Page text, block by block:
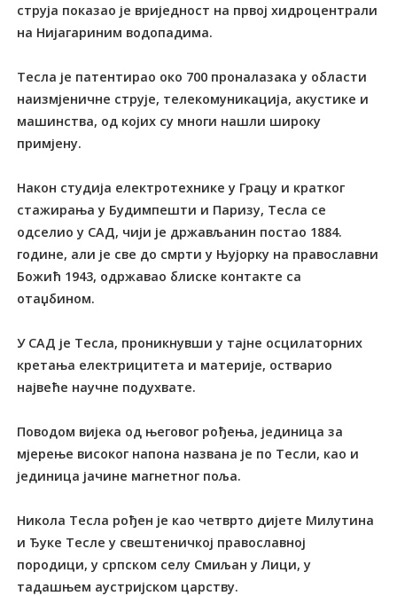
струја показао је вриједност на првој хидроцентрали
на Нијагариним водопадима.
Тесла је патентирао око 700 проналазака у области
наизмјеничне струје, телекомуникација, акустике и
машинства, од којих су многи нашли широку
примјену.
Након студија електротехнике у Грацу и кратког
стажирања у Будимпешти и Паризу, Тесла се
одселио у САД, чији је држављанин постао 1884.
године, али је све до смрти у Њујорку на православни
Божић 1943, одржавао блиске контакте са
отаџбином.
У САД је Тесла, проникнувши у тајне осцилаторних
кретања електрицитета и материје, остварио
највеће научне подухвате.
Поводом вијека од његовог рођења, јединица за
мјерење високог напона названа је по Тесли, као и
јединица јачине магнетног поља.
Никола Тесла рођен је као четврто дијете Милутина
и Ђуке Тесле у свештеничкој православној
породици, у српском селу Смиљан у Лици, у
тадашњем аустријском царству.